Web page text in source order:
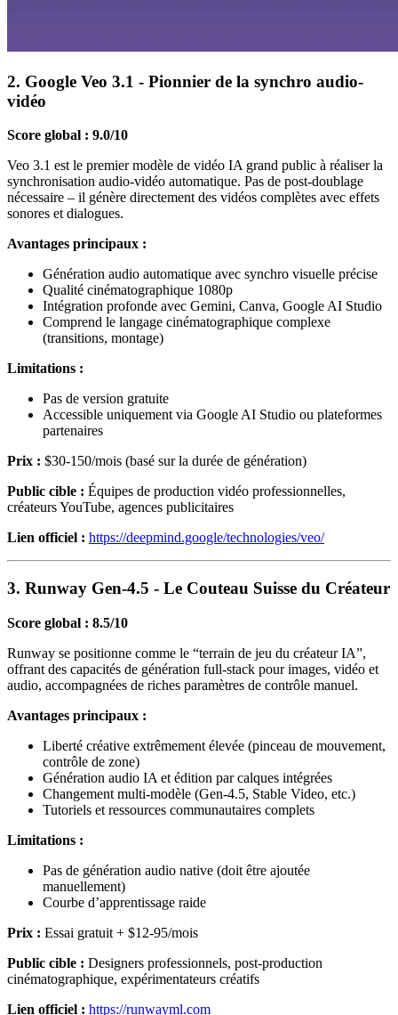
2. Google Veo 3.1 - Pionnier de la synchro audio-
vidéo
Score global : 9.0/10
Veo 3.1 est le premier modèle de vidéo IA grand public à réaliser la
synchronisation audio-vidéo automatique. Pas de post-doublage
nécessaire – il génère directement des vidéos complètes avec effets
sonores et dialogues.
Avantages principaux :
Génération audio automatique avec synchro visuelle précise
Qualité cinématographique 1080p
Intégration profonde avec Gemini, Canva, Google AI Studio
Comprend le langage cinématographique complexe
(transitions, montage)
Limitations :
Pas de version gratuite
Accessible uniquement via Google AI Studio ou plateformes
partenaires
Prix : $30-150/mois (basé sur la durée de génération)
Public cible : Équipes de production vidéo professionnelles,
créateurs YouTube, agences publicitaires
Lien officiel : https://deepmind.google/technologies/veo/
3. Runway Gen-4.5 - Le Couteau Suisse du Créateur
Score global : 8.5/10
Runway se positionne comme le “terrain de jeu du créateur IA”,
offrant des capacités de génération full-stack pour images, vidéo et
audio, accompagnées de riches paramètres de contrôle manuel.
Avantages principaux :
Liberté créative extrêmement élevée (pinceau de mouvement,
contrôle de zone)
Génération audio IA et édition par calques intégrées
Changement multi-modèle (Gen-4.5, Stable Video, etc.)
Tutoriels et ressources communautaires complets
Limitations :
Pas de génération audio native (doit être ajoutée
manuellement)
Courbe d’apprentissage raide
Prix : Essai gratuit + $12-95/mois
Public cible : Designers professionnels, post-production
cinématographique, expérimentateurs créatifs
Lien officiel : https://runwayml.com